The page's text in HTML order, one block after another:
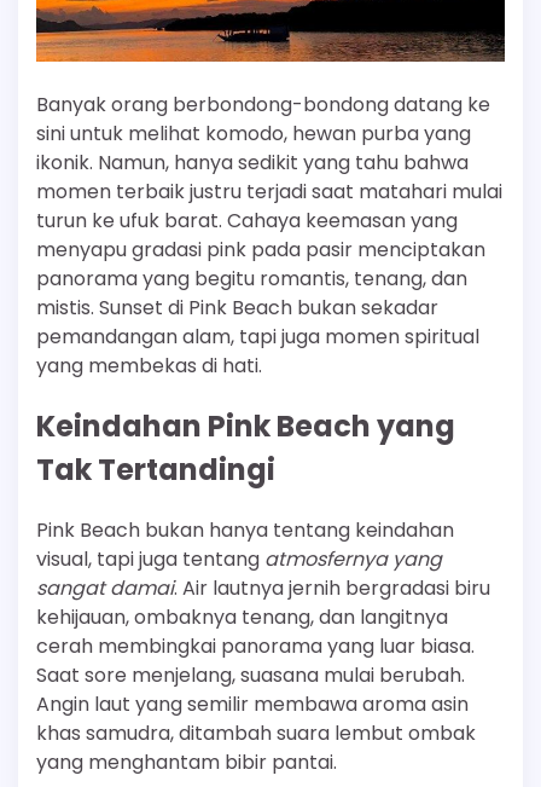
Banyak orang berbondong-bondong datang ke
sini untuk melihat komodo, hewan purba yang
ikonik. Namun, hanya sedikit yang tahu bahwa
momen terbaik justru terjadi saat matahari mulai
turun ke ufuk barat. Cahaya keemasan yang
menyapu gradasi pink pada pasir menciptakan
panorama yang begitu romantis, tenang, dan
mistis. Sunset di Pink Beach bukan sekadar
pemandangan alam, tapi juga momen spiritual
yang membekas di hati.
Keindahan Pink Beach yang
Tak Tertandingi
Pink Beach bukan hanya tentang keindahan
visual, tapi juga tentang atmosfernya yang
sangat damai. Air lautnya jernih bergradasi biru
kehijauan, ombaknya tenang, dan langitnya
cerah membingkai panorama yang luar biasa.
Saat sore menjelang, suasana mulai berubah.
Angin laut yang semilir membawa aroma asin
khas samudra, ditambah suara lembut ombak
yang menghantam bibir pantai.